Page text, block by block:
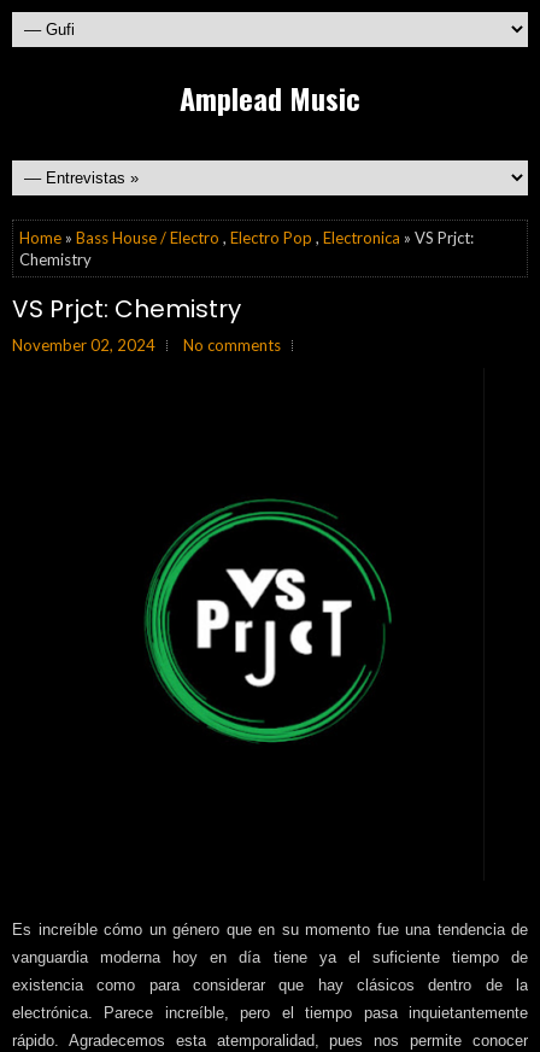
Amplead Music
Home » Bass House / Electro , Electro Pop , Electronica » VS Prjct:
Chemistry
VS Prjct: Chemistry
November 02, 2024 No comments
Es increíble cómo un género que en su momento fue una tendencia de
vanguardia moderna hoy en día tiene ya el suficiente tiempo de
existencia como para considerar que hay clásicos dentro de la
electrónica. Parece increíble, pero el tiempo pasa inquietantemente
rápido. Agradecemos esta atemporalidad, pues nos permite conocer